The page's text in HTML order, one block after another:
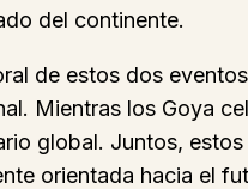
del continente.
de estos dos
Mientras los Goya
global. Juntos,
orientada hacia el